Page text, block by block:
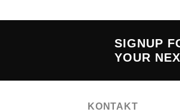
SIGNUP
YOUR
KONTAKT